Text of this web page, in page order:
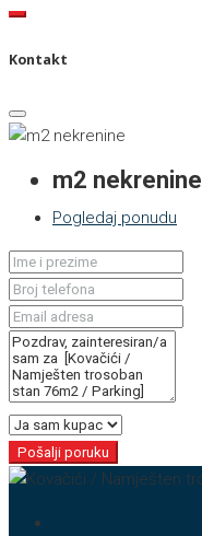
Kontakt
m2 nekrenine
Pogledaj ponudu
Pošalji poruku